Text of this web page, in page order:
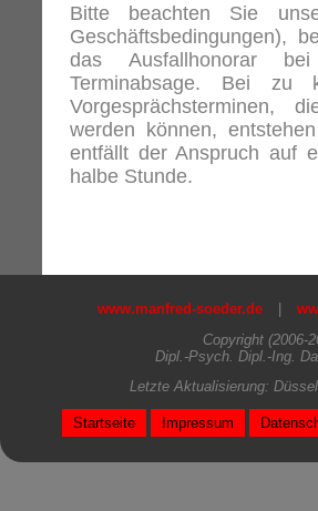
Bitte beachten Sie
Geschäftsbedingungen),
das Ausfallhonorar
Terminabsage. Bei zu
Vorgesprächsterminen,
werden können,
entfällt der Anspruch auf
halbe Stunde.
www.manfred-soeder.de
Copyright (2006-
Dipl.-Psych. Dipl.-Ing.
Letzte Aktualisierung:
Startseite Impressum